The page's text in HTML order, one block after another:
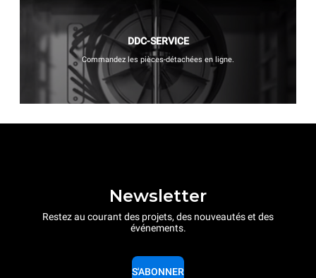
DDC-SERVICE
Commandez les pièces-détachées en ligne.
Newsletter
Restez au courant des projets, des nouveautés et des
événements.
S'ABONNER